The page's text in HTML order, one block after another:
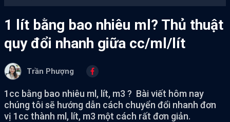
1 lít bằng bao nhiêu ml? Thủ thuật
quy đổi nhanh giữa cc/ml/lít
Trần Phượng
1cc bằng bao nhiêu ml, lít, m3 ? Bài viết hôm nay
chúng tôi sẽ hướng dẫn cách chuyển đổi nhanh đơn
vị 1cc thành ml, lít, m3 một cách rất đơn giản.